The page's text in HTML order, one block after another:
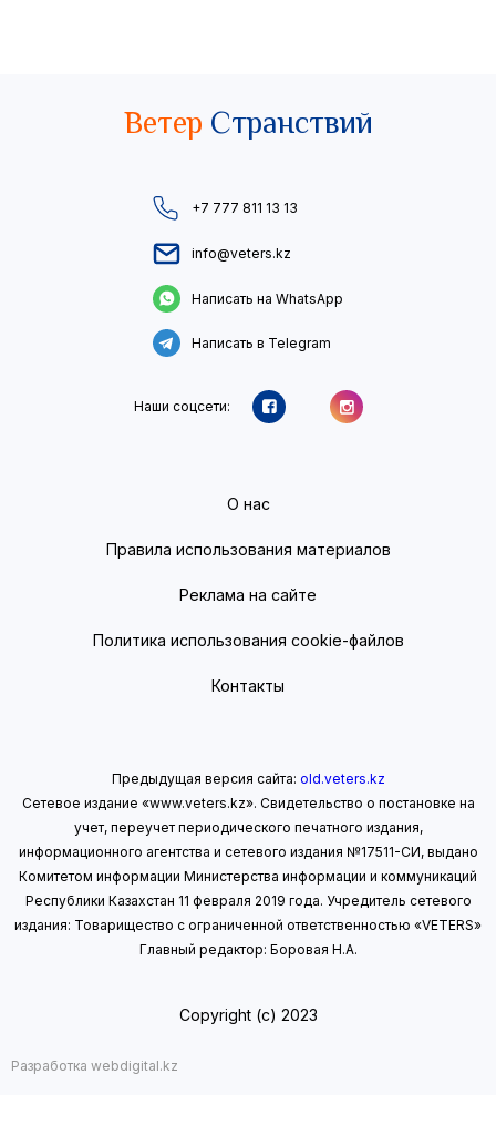
Ветер Странствий
+7 777 811 13 13
info@veters.kz
Написать на WhatsApp
Написать в Telegram
Наши соцсети:
О нас
Правила использования материалов
Реклама на сайте
Политика использования cookie-файлов
Контакты
Предыдущая версия сайта: old.veters.kz
Сетевое издание «www.veters.kz». Свидетельство о постановке на
учет, переучет периодического печатного издания,
информационного агентства и сетевого издания №17511-СИ, выдано
Комитетом информации Министерства информации и коммуникаций
Республики Казахстан 11 февраля 2019 года. Учредитель сетевого
издания: Товарищество с ограниченной ответственностью «VETERS»
Главный редактор: Боровая Н.А.
Copyright (с) 2023
Разработка webdigital.kz